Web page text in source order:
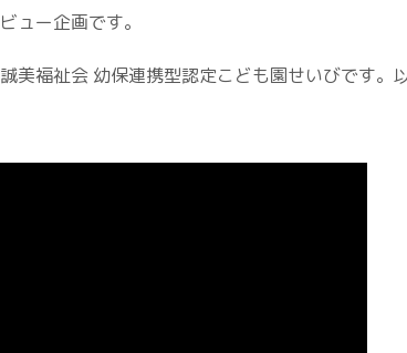
ュー企画です。
美福祉会 幼保連携型認定こども園せいびです